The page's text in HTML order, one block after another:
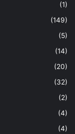
(1)
(149)
(5)
(14)
(20)
(32)
(2)
(4)
(4)